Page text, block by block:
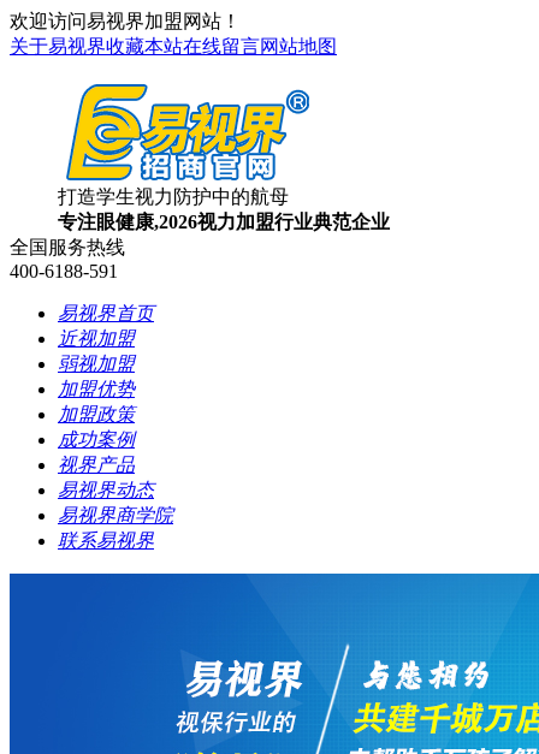
欢迎访问易视界加盟网站！
关于易视界收藏本站在线留言网站地图
打造学生视力防护中的航母
专注眼健康,2026视力加盟行业典范企业
全国服务热线
400-6188-591
易视界首页
近视加盟
弱视加盟
加盟优势
加盟政策
成功案例
视界产品
易视界动态
易视界商学院
联系易视界